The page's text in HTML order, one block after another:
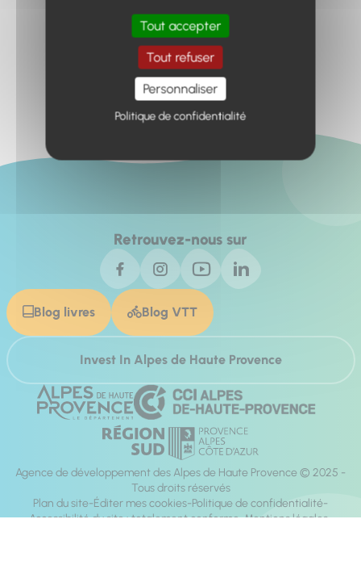
Retour à l'accueil
Retrouvez-nous sur
Blog livres Blog VTT
Invest In Alpes de Haute Provence
Agence de développement des Alpes de Haute Provence © 2025 -
Tous droits réservés
Plan du site Éditer mes cookies Politique de confidentialité
Accessibilité du site : totalement conforme Mentions légales
Tout accepter
Tout refuser
Personnaliser
Politique de confidentialité